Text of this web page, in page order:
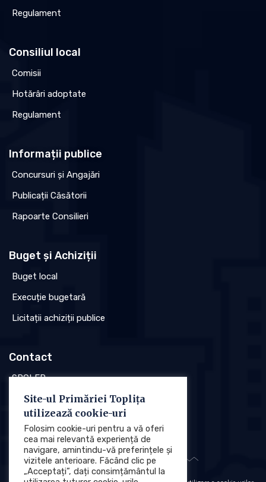
Regulament
Consiliul local
Comisii
Hotărâri adoptate
Regulament
Informații publice
Concursuri și Angajări
Publicații Căsătorii
Rapoarte Consilieri
Buget și Achiziții
Buget local
Execuție bugetară
Licitații achiziții publice
Contact
SPCLEP
Stare civilă
Poliția locală
Site-ul Primăriei Toplița
utilizează cookie-uri
Folosim cookie-uri pentru a vă oferi
cea mai relevantă experiență de
navigare, amintindu-vă preferințele și
vizitele anterioare. Făcând clic pe
„Acceptați”, dați consimțământul la